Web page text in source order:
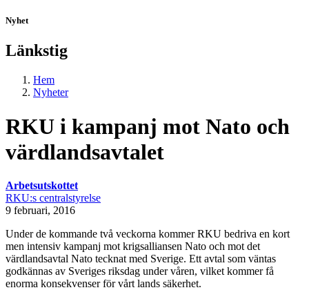
Nyhet
Länkstig
Hem
Nyheter
RKU i kampanj mot Nato och
värdlandsavtalet
Arbetsutskottet
RKU:s centralstyrelse
9 februari, 2016
Under de kommande två veckorna kommer RKU bedriva en kort
men intensiv kampanj mot krigsalliansen Nato och mot det
värdlandsavtal Nato tecknat med Sverige. Ett avtal som väntas
godkännas av Sveriges riksdag under våren, vilket kommer få
enorma konsekvenser för vårt lands säkerhet.